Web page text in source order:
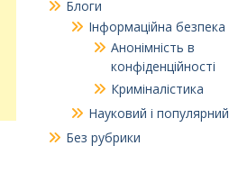
Блоги
Інформаційна безпека
Анонімність в
конфіденційності
Криміналістика
Науковий і популярний
Без рубрики